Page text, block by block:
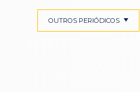
OUTROS PERIÓDICOS